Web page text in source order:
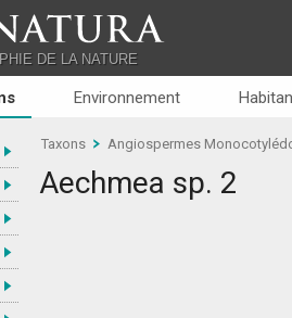
DE LA NATURE
Environnement
Taxons Angiospermes
Aechmea sp. 2